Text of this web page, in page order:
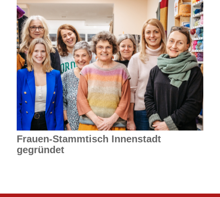
Frauen-Stammtisch Innenstadt
gegründet